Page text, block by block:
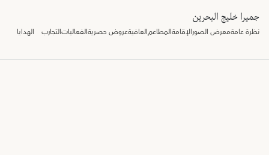
جميرا خليج البحرين
نظرة عامةمعرض الصورالإقامةالمطاعمالعافيةعروض حصريةالفعالياتالتجارب الهدايا